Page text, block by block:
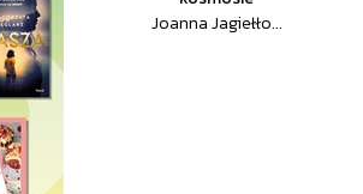
Joanna Jagiełło...